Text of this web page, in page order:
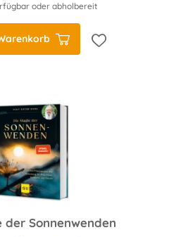
oder abholbereit
der Sonnenwenden